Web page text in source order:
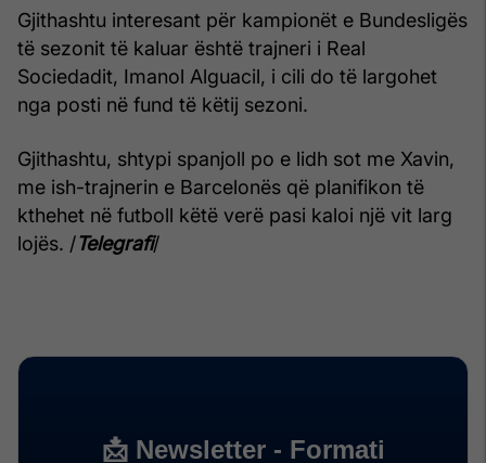
Gjithashtu interesant për kampionët e Bundesligës
të sezonit të kaluar është trajneri i Real
Sociedadit, Imanol Alguacil, i cili do të largohet
nga posti në fund të këtij sezoni.
Gjithashtu, shtypi spanjoll po e lidh sot me Xavin,
me ish-trajnerin e Barcelonës që planifikon të
kthehet në futboll këtë verë pasi kaloi një vit larg
lojës. /Telegrafi/